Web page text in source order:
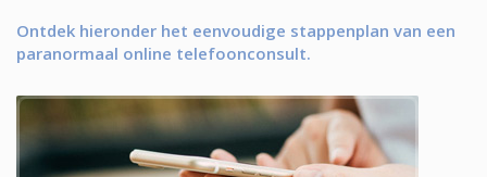
Ontdek hieronder het eenvoudige stappenplan van een
paranormaal online telefoonconsult.